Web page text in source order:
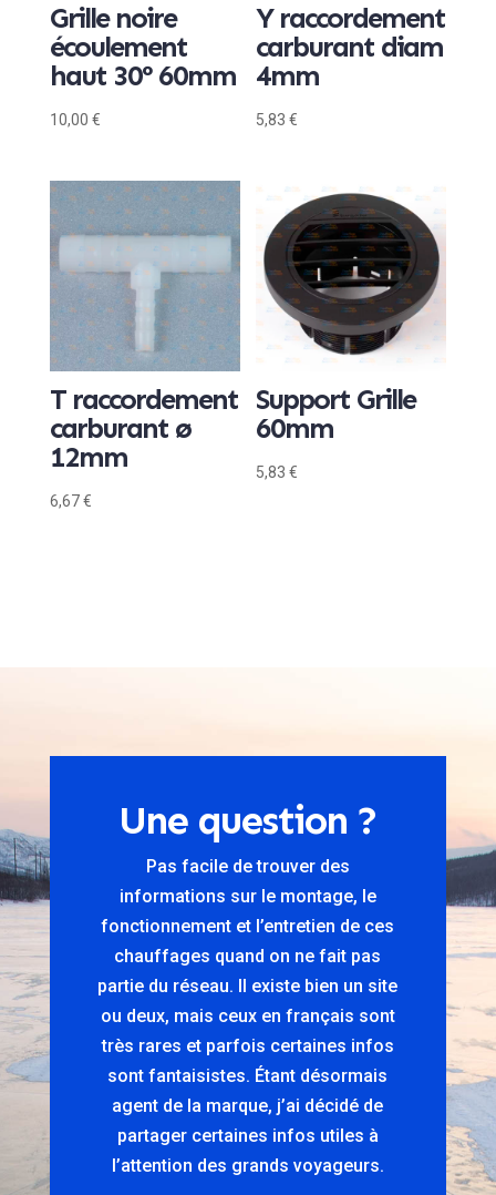
Grille noire
écoulement
haut 30° 60mm
10,00 €
Y raccordement
carburant diam
4mm
5,83€
T raccordement
carburant ø
12mm
6,67€
Support Grille
60mm
5,83€
Une question ?
Pas facile de trouver des
informations sur le montage, le
fonctionnement et l’entretien de ces
chauffages quand on ne fait pas
partie du réseau. Il existe bien un site
ou deux, mais ceux en français sont
très rares et parfois certaines infos
sont fantaisistes. Étant désormais
agent de la marque, j’ai décidé de
partager certaines infos utiles à
l’attention des grands voyageurs.